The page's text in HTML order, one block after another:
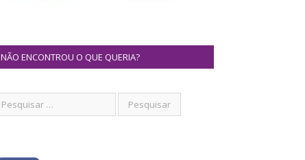
NÃO ENCONTROU O QUE QUERIA?